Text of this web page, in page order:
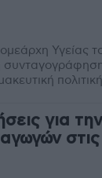
Υγείας
πολιτική.
για